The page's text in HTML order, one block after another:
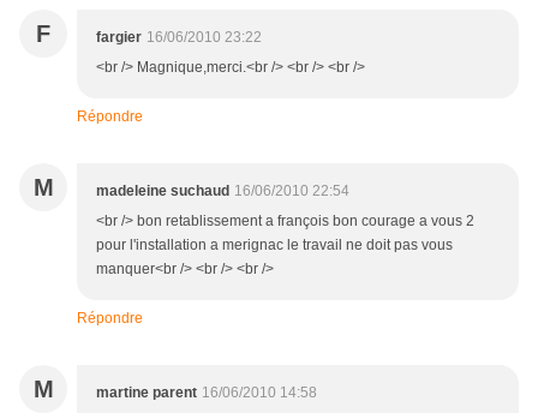
F fargier 16/06/2010 23:22
<br /> Magnique,merci.<br /> <br /> <br />
Répondre
M madeleine suchaud 16/06/2010 22:54
<br /> bon retablissement a françois bon courage a vous 2
pour l'installation a merignac le travail ne doit pas vous
manquer<br /> <br /> <br />
Répondre
M martine parent 16/06/2010 14:58